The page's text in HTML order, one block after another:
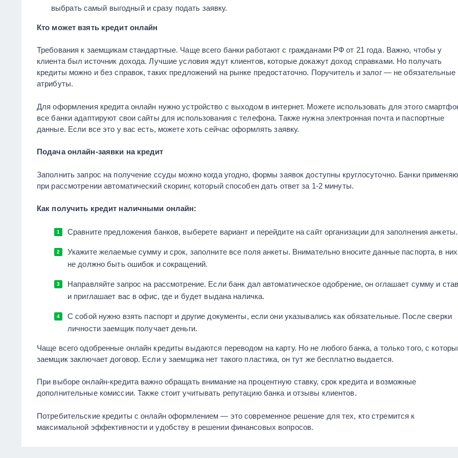
выбрать самый выгодный и сразу подать заявку.
Кто может взять кредит онлайн
Требования к заемщикам стандартные. Чаще всего банки работают с гражданами РФ от 21 года. Важно, чтобы у
клиента был источник дохода. Лучшие условия ждут клиентов, которые докажут доход справками. Но получать
кредиты можно и без справок, таких предложений на рынке предостаточно. Поручитель и залог — не обязательные
атрибуты.
Для оформления кредита онлайн нужно устройство с выходом в интернет. Можете использовать для этого
все банки адаптируют свои сайты для использования с телефона. Также нужна электронная почта и паспортные
данные. Если все это у вас есть, можете хоть сейчас оформлять заявку.
Подача онлайн-заявки на кредит
Заполнить запрос на получение ссуды можно когда угодно, формы заявок доступны круглосуточно. Банки
при рассмотрении автоматический скоринг, который способен дать ответ за 1-2 минуты.
Как получить кредит наличными онлайн:
Сравните предложения банков, выберете вариант и перейдите на сайт организации для заполнения анкеты.
Укажите желаемые сумму и срок, заполните все поля анкеты. Внимательно вносите данные паспорта, в них
не должно быть ошибок и сокращений.
Направляйте запрос на рассмотрение. Если банк дал автоматическое одобрение, он оглашает сумму и
и приглашает вас в офис, где и будет выдана наличка.
С собой нужно взять паспорт и другие документы, если они указывались как обязательные. После сверки
личности заемщик получает деньги.
Чаще всего одобренные онлайн кредиты выдаются переводом на карту. Но не любого банка, а только того, с
заемщик заключает договор. Если у заемщика нет такого пластика, он тут же бесплатно выдается.
При выборе онлайн-кредита важно обращать внимание на процентную ставку, срок кредита и возможные
дополнительные комиссии. Также стоит учитывать репутацию банка и отзывы клиентов.
Потребительские кредиты с онлайн оформлением — это современное решение для тех, кто стремится к
максимальной эффективности и удобству в решении финансовых вопросов.